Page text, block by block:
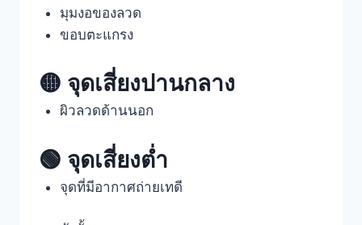
มุมงอของลวด
ขอบตะแกรง
🟡 จุดเสี่ยงปานกลาง
ผิวลวดด้านนอก
🟢 จุดเสี่ยงต่ำ
จุดที่มีอากาศถ่ายเทดี